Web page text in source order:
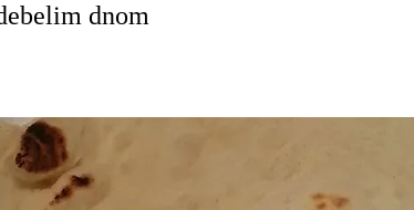
dnom